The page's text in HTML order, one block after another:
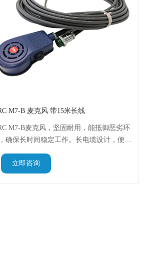
M7-B 麦克风 带15米长线
M7-B麦克风，坚固耐用，能抵御恶劣环
确保长时间稳定工作。长电缆设计，便于
活布置，减少布线限制。专业音频捕捉能
即使在嘈杂环境中也能保证语音清晰度和
辨识度，适用于多种通信场景。
立即咨询